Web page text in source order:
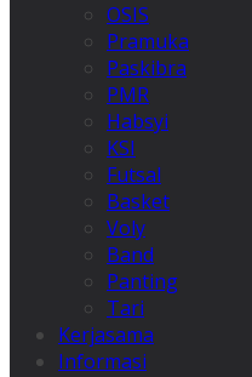
OSIS
Pramuka
Paskibra
PMR
Habsyi
KSI
Futsal
Basket
Voly
Band
Panting
Tari
Kerjasama
Informasi